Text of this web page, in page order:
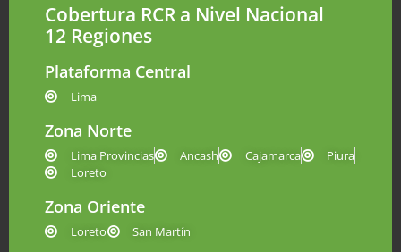
Cobertura RCR a Nivel Nacional
12 Regiones
Plataforma Central
Lima
Zona Norte
Lima Provincias Ancash Cajamarca
Piura
Loreto
Zona Oriente
Loreto San Martín